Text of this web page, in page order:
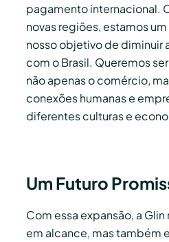
pagamento internacional.
novas regiões, estamos
nosso objetivo de diminuir
com o Brasil. Queremos
não apenas o comércio,
conexões humanas e
diferentes culturas e
Um Futuro
Com essa expansão, a
em alcance, mas também